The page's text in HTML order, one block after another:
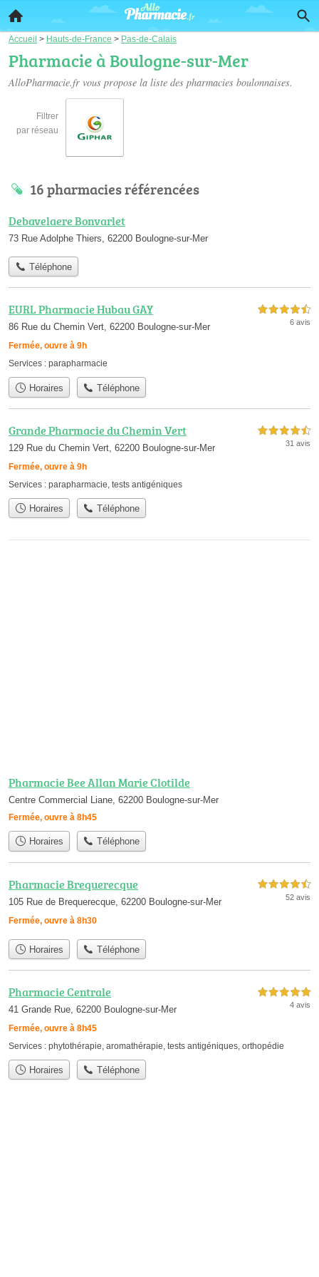
Accueil > Hauts-de-France > Pas-de-Calais
Pharmacie à Boulogne-sur-Mer
AlloPharmacie.fr vous propose la liste des pharmacies boulonnaises.
Filtrer
par réseau
16 pharmacies référencées
Debavelaere Bonvarlet
73 Rue Adolphe Thiers, 62200 Boulogne-sur-Mer
Téléphone
EURL Pharmacie Hubau GAY
86 Rue du Chemin Vert, 62200 Boulogne-sur-Mer
Fermée, ouvre à 9h
4,5 étoiles sur 5
6 avis
Services : parapharmacie
Horaires Téléphone
Grande Pharmacie du Chemin Vert
129 Rue du Chemin Vert, 62200 Boulogne-sur-Mer
Fermée, ouvre à 9h
4,5 étoiles sur 5
31 avis
Services : parapharmacie tests antigéniques
Horaires Téléphone
Pharmacie Bee Allan Marie Clotilde
Centre Commercial Liane, 62200 Boulogne-sur-Mer
Fermée, ouvre à 8h45
Horaires Téléphone
Pharmacie Brequerecque
105 Rue de Brequerecque, 62200 Boulogne-sur-Mer
Fermée, ouvre à 8h30
4,5 étoiles sur 5
52 avis
Horaires Téléphone
Pharmacie Centrale
41 Grande Rue, 62200 Boulogne-sur-Mer
Fermée, ouvre à 8h45
5,0 étoiles sur 5
4 avis
Services : phytothérapie, aromathérapie, tests antigéniques, orthopédie
Horaires Téléphone